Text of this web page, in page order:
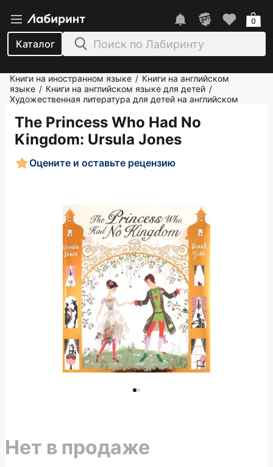
Каталог
0
Книги на иностранном языке / Книги на английском
языке / Книги на английском языке для детей /
Художественная литература для детей на английском
The Princess Who Had No
Kingdom: Ursula Jones
Оцените и оставьте рецензию
Нет в продаже